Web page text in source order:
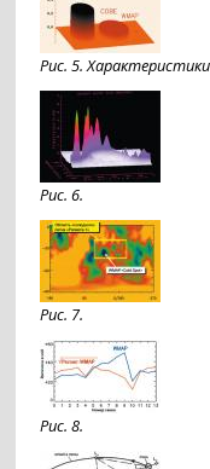
Рис. 5.
Рис. 6.
Рис. 7.
Рис. 8.